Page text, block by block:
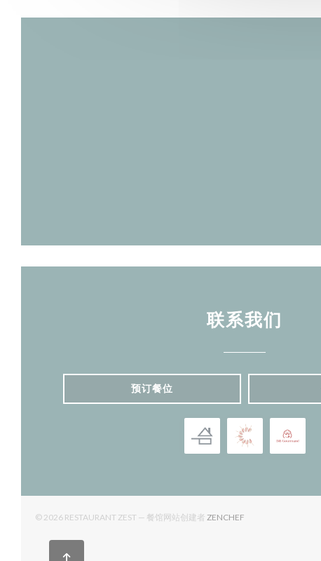
联系我们
预订餐位
© 2026 RESTAURANT ZEST — 餐馆网站创建者 ZENCHEF